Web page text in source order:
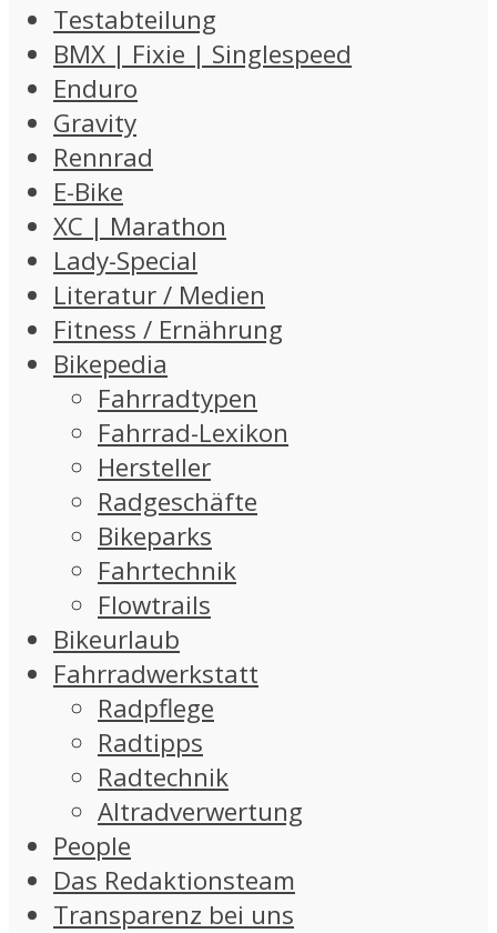
Testabteilung
BMX | Fixie | Singlespeed
Enduro
Gravity
Rennrad
E-Bike
XC | Marathon
Lady-Special
Literatur / Medien
Fitness / Ernährung
Bikepedia
Fahrradtypen
Fahrrad-Lexikon
Hersteller
Radgeschäfte
Bikeparks
Fahrtechnik
Flowtrails
Bikeurlaub
Fahrradwerkstatt
Radpflege
Radtipps
Radtechnik
Altradverwertung
People
Das Redaktionsteam
Transparenz bei uns